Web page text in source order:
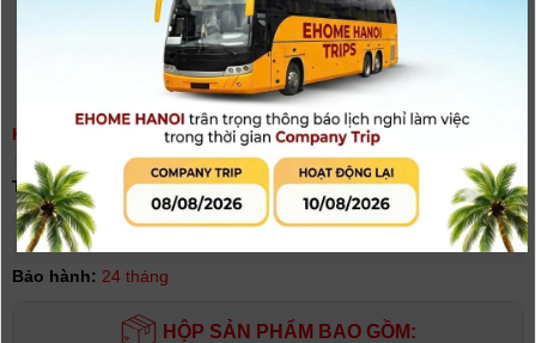
KHỐI PHÁT KHÔNG DÂY CÀI LƯNG AZDEN 1201BT
(0người đánh giá)
Tình trạng:
Hết hàng
Giá khuyến mại: 5.790.000đ
Bảo hành: 24 tháng
HỘP SẢN PHẨM BAO GỒM: